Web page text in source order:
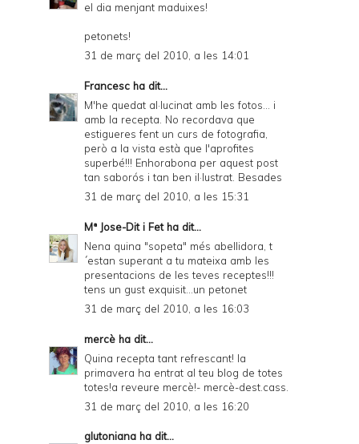
el dia menjant maduixes!
petonets!
31 de març del 2010, a les 14:01
Francesc ha dit...
M'he quedat al·lucinat amb les fotos... i
amb la recepta. No recordava que
estigueres fent un curs de fotografia,
però a la vista està que l'aprofites
superbé!!! Enhorabona per aquest post
tan saborós i tan ben il·lustrat. Besades
31 de març del 2010, a les 15:31
Mª Jose-Dit i Fetha dit...
Nena quina "sopeta" més abellidora, t
´estan superant a tu mateixa amb les
presentacions de les teves receptes!!!
tens un gust exquisit...un petonet
31 de març del 2010, a les 16:03
mercè ha dit...
Quina recepta tant refrescant! la
primavera ha entrat al teu blog de totes
totes!a reveure mercè!- mercè-dest.cass.
31 de març del 2010, a les 16:20
glutoniana ha dit...